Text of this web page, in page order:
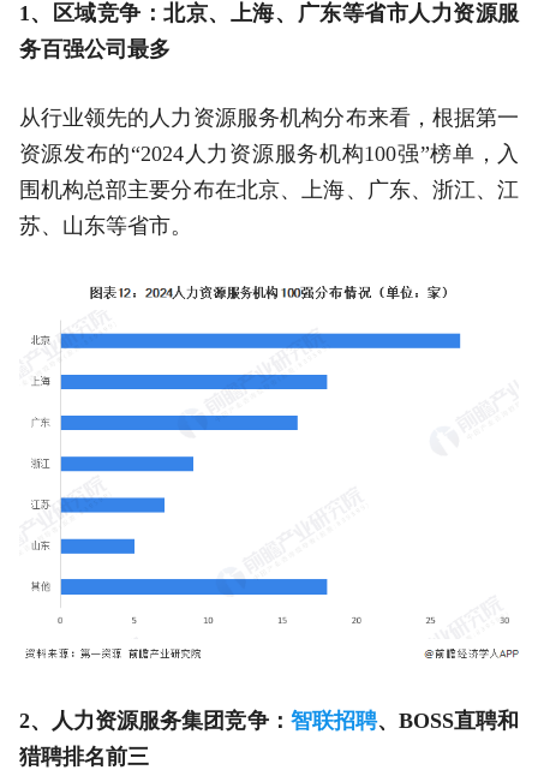
1、区域竞争：北京、上海、广东等省市人力资源服
务百强公司最多
从行业领先的人力资源服务机构分布来看，根据第一
资源发布的“2024人力资源服务机构100强”榜单，入
围机构总部主要分布在北京、上海、广东、浙江、江
苏、山东等省市。
2、人力资源服务集团竞争： 智联招聘、BOSS直聘和
猎聘排名前三